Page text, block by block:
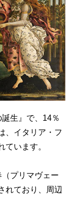
生』で、14％
、イタリア・フ
ています。
プリマヴェー
れており、周辺